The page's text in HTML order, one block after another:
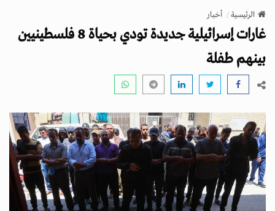
v
i
g
a
t
n
الرئيسية أخبار
غارات إسرائيلية جديدة تودي بحياة 8 فلسطينيين
بينهم طفلة